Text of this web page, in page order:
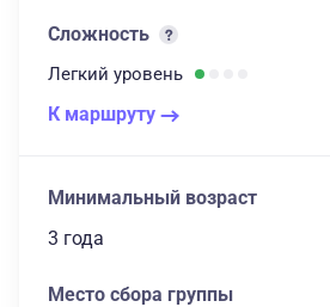
Сложность
Легкий уровень
К маршруту
Минимальный возраст
3 года
Место сбора группы